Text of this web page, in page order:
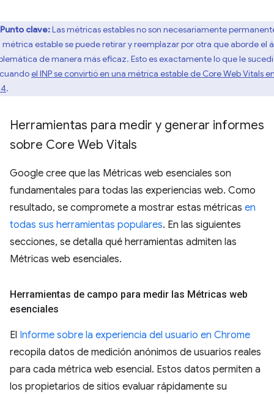
Punto clave:Las métricas estables no son necesariamente
métrica estable se puede retirar y reemplazar por otra que aborde el
de manera más eficaz. Esto es exactamente lo que le
el INP se convirtió en una métrica estable de Core Web Vitals
.
Herramientas para medir y generar informes
sobre Core Web Vitals
Google cree que las Métricas web esenciales son
fundamentales para todas las experiencias web. Como
resultado, se compromete a mostrar estas métricas en
todas sus herramientas populares. En las siguientes
secciones, se detalla qué herramientas admiten las
Métricas web esenciales.
Herramientas de campo para medir las Métricas web
esenciales
El Informe sobre la experiencia del usuario en Chrome
recopila datos de medición anónimos de usuarios reales
para cada métrica web esencial. Estos datos permiten a
los propietarios de sitios evaluar rápidamente su